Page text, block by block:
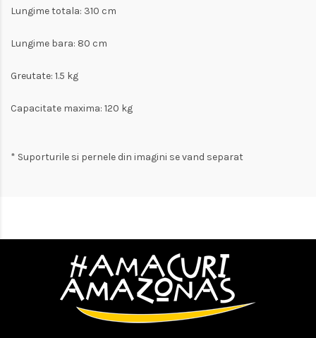
Lungime totala: 310 cm
Lungime bara: 80 cm
Greutate: 1.5 kg
Capacitate maxima: 120 kg
* Suporturile si pernele din imagini se vand separat